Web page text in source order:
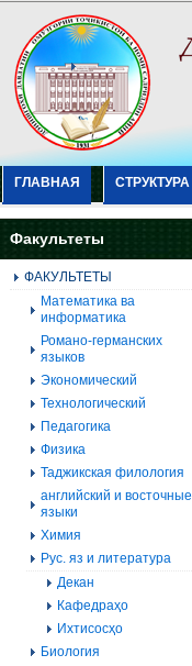
ГЛАВНАЯ СТРУКТУРА
Факультеты
ФАКУЛЬТЕТЫ
Mатематика ва
информатика
Романо-германских
языков
Экономический
Технологический
Педагогика
Физика
Таджикская филология
английский и восточные
языки
Химия
Рус. яз и литература
Декан
Кафедраҳо
Ихтисосҳо
Биология